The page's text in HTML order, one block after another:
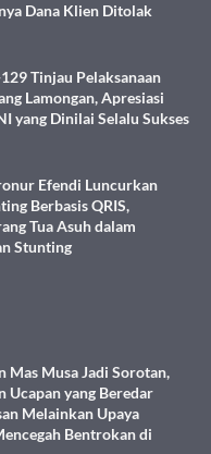
Dana Klien Ditolak
Tinjau Pelaksanaan
Lamongan, Apresiasi
yang Dinilai Selalu Sukses
Efendi Luncurkan
Berbasis QRIS,
Tua Asuh dalam
Stunting
Mas Musa Jadi Sorotan,
Ucapan yang Beredar
Melainkan Upaya
Bentrokan di